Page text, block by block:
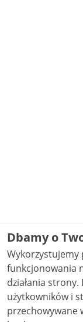
Dbamy o
Wykorzystujemy
funkcjonowania
działania strony. Dzięki nim możemy lepiej dostosować treści do potrzeb
użytkowników i stale
przechowywane